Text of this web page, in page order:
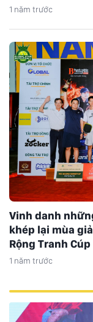
1 năm trước
Vinh danh
khép lại mùa
Rộng Tranh
1 năm trước